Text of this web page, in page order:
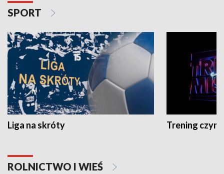
SPORT
Liga na skróty Trening czyni
ROLNICTWO I WIEŚ